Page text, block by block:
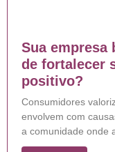
Sua empresa
de fortalecer
positivo?
Consumidores
envolvem com
a comunidade onde